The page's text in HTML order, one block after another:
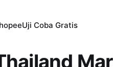
Uji Coba Gratis